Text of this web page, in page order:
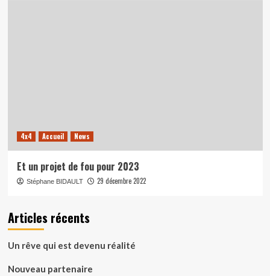
4x4 Accueil News
Et un projet de fou pour 2023
Stéphane BIDAULT 29 décembre 2022
Articles récents
Un rêve qui est devenu réalité
Nouveau partenaire